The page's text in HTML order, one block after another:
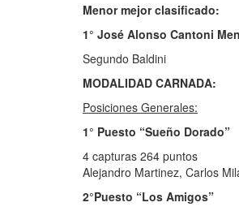
Menor mejor clasificado:
1° José Alonso Cantoni
Segundo Baldini
MODALIDAD CARNADA:
Posiciones Generales:
1° Puesto “Sueño Dorado”
4 capturas 264 puntos
Alejandro Martinez, Carlos
2°Puesto “Los Amigos”